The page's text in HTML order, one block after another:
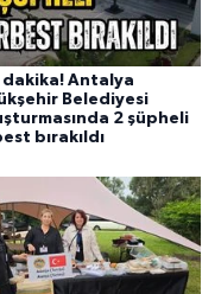
dakika! Antalya
Belediyesi
2 şüpheli
bırakıldı